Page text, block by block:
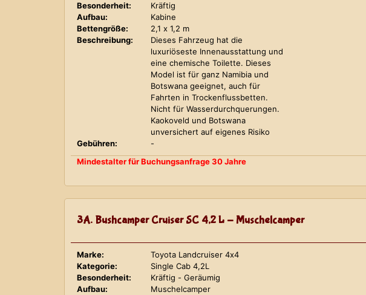
Besonderheit:
Kräftig
Aufbau:
Kabine
Bettengröße:
2,1 x 1,2 m
Beschreibung:
Dieses Fahrzeug hat die
luxuriöseste Innenausstattung und
eine chemische Toilette. Dieses
Model ist für ganz Namibia und
Botswana geeignet, auch für
Fahrten in Trockenflussbetten.
Nicht für Wasserdurchquerungen.
Kaokoveld und Botswana
unversichert auf eigenes Risiko
Gebühren:
-
Mindestalter für Buchungsanfrage 30 Jahre
3A. Bushcamper Cruiser SC 4,2 L - Muschelcamper
Marke:
Toyota Landcruiser 4x4
Kategorie:
Single Cab 4,2L
Besonderheit:
Kräftig - Geräumig
Aufbau:
Muschelcamper